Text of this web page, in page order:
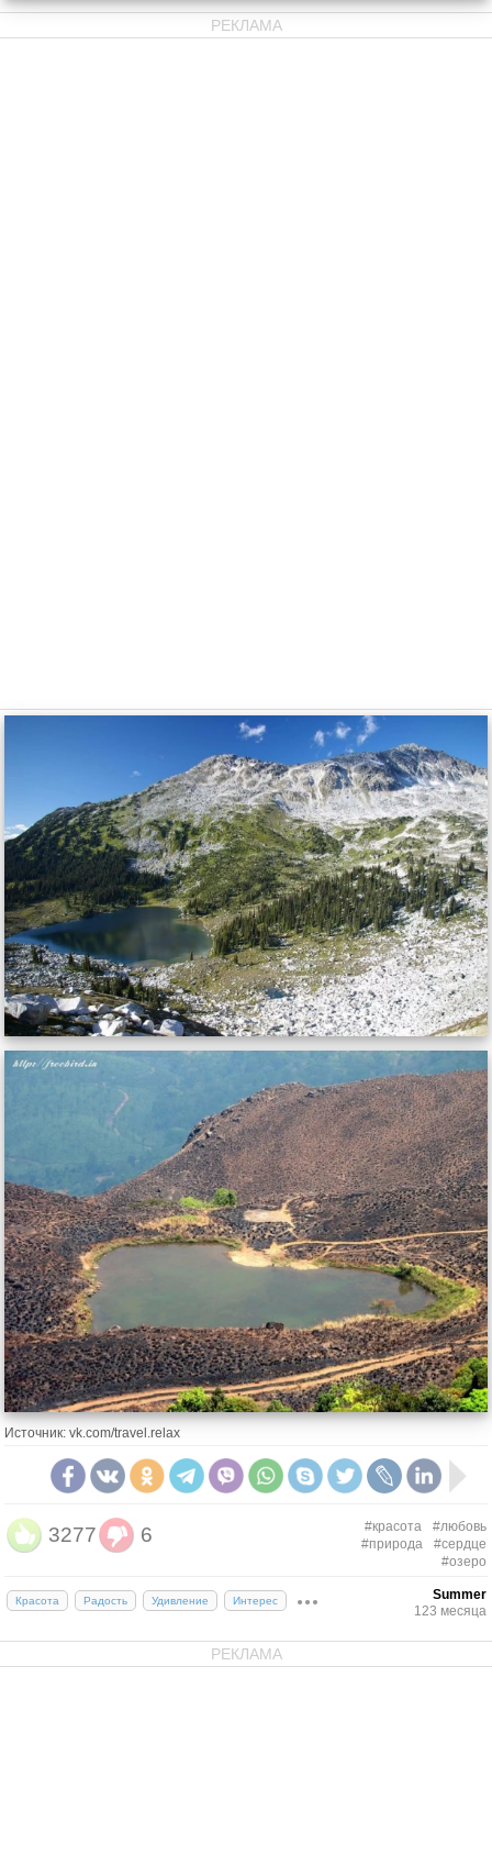
РЕКЛАМА
Источник: vk.com/travel.relax
3277 6 #красота
#любовь
#природа
#сердце
#озеро
Красота Радость Удивление Интерес
Summer
123 месяца
РЕКЛАМА